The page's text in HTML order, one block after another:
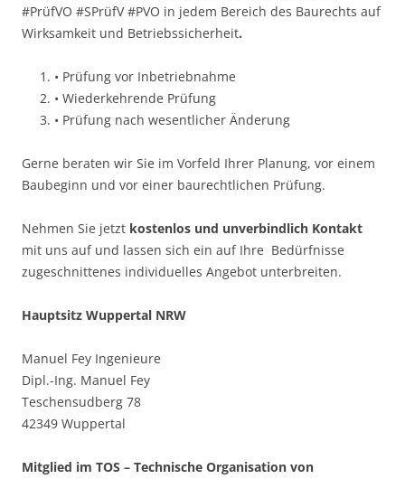
#PrüfVO #SPrüfV #PVO in jedem Bereich des Baurechts auf
Wirksamkeit und Betriebssicherheit.
• Prüfung vor Inbetriebnahme
• Wiederkehrende Prüfung
• Prüfung nach wesentlicher Änderung
Gerne beraten wir Sie im Vorfeld Ihrer Planung, vor einem
Baubeginn und vor einer baurechtlichen Prüfung.
Nehmen Sie jetzt kostenlos und unverbindlich Kontakt
mit uns auf und lassen sich ein auf Ihre Bedürfnisse
zugeschnittenes individuelles Angebot unterbreiten.
Hauptsitz Wuppertal NRW
Manuel Fey Ingenieure
Dipl.-Ing. Manuel Fey
Teschensudberg 78
42349 Wuppertal
Mitglied im TOS – Technische Organisation von